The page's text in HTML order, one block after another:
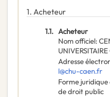
1. Acheteur
1.1. Acheteur
Nom officiel:
Adresse
l@chu-caen.fr
Forme juridique
de droit public